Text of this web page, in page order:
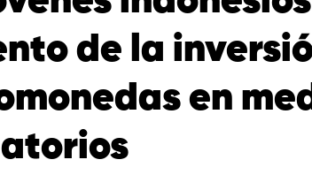
de la
en